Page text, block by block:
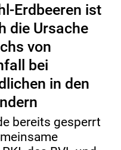
Erdbeeren ist
die Ursache
von
bei
in den
bereits gesperrt